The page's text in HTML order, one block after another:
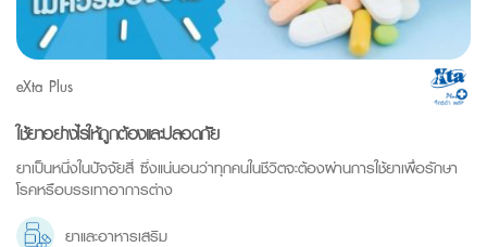
eXta Plus
ใช้ยาอย่างไรให้ถูกต้องและปลอดภัย
ยาเป็นหนึ่งในปัจจัยสี่ ซึ่งแน่นอนว่าทุกคนในชีวิตจะต้องผ่านการใช้ยาเพื่อรักษา
โรคหรือบรรเทาอาการต่าง
ยาและอาหารเสริม